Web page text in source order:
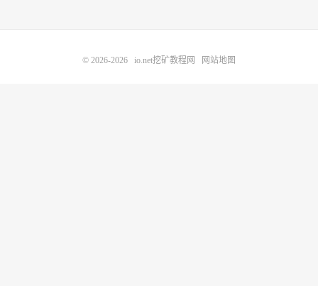
© 2026-2026 io.net挖矿教程网 网站地图